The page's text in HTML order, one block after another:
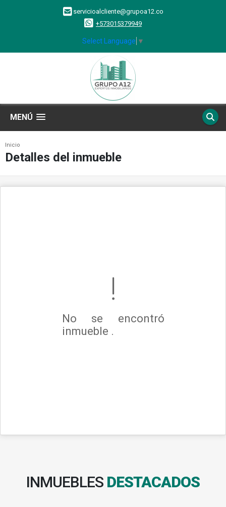
servicioalcliente@grupoa12.co
+573015379949
Select Language ▼
MENÚ
Inicio
Detalles del inmueble
No se encontró
inmueble .
INMUEBLES DESTACADOS